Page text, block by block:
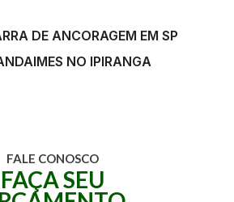
DE ANCORAGEM EM SP
NO IPIRANGA
FALE CONOSCO
FAÇA SEU